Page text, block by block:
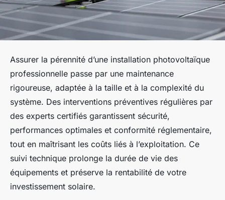
Assurer la pérennité d’une installation photovoltaïque
professionnelle passe par une maintenance
rigoureuse, adaptée à la taille et à la complexité du
système. Des interventions préventives régulières par
des experts certifiés garantissent sécurité,
performances optimales et conformité réglementaire,
tout en maîtrisant les coûts liés à l’exploitation. Ce
suivi technique prolonge la durée de vie des
équipements et préserve la rentabilité de votre
investissement solaire.